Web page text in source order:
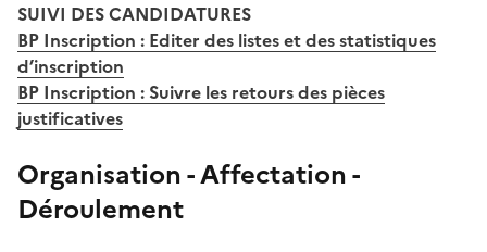
SUIVI DES CANDIDATURES
BP Inscription : Editer des listes et des statistiques
d’inscription
BP Inscription : Suivre les retours des pièces
justificatives
Organisation - Affectation -
Déroulement